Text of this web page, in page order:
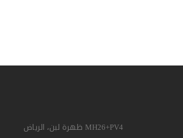
MH26+PV4 ظهرة لبن، الرياض